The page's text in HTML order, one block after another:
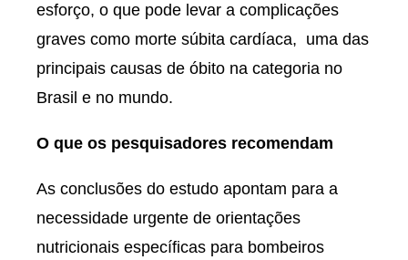
esforço, o que pode levar a complicações
graves como morte súbita cardíaca, uma das
principais causas de óbito na categoria no
Brasil e no mundo.
O que os pesquisadores recomendam
As conclusões do estudo apontam para a
necessidade urgente de orientações
nutricionais específicas para bombeiros